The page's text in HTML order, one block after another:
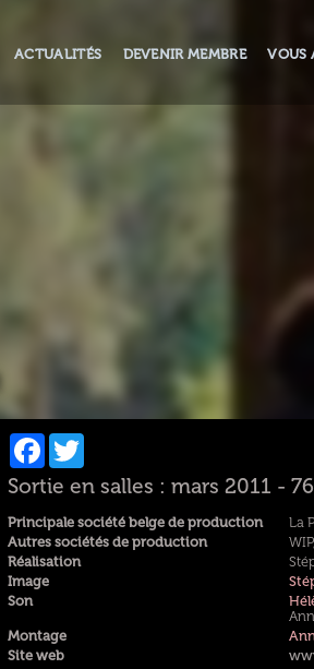
ACTUALITÉS DEVENIR MEMBRE VOUS
Facebook
Sortie en salles : mars 2011 -
Principale société belge de production
La
Autres sociétés de production
Réalisation
Image
Son
Montage
Site web